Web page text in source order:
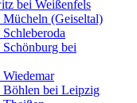
bei Weißenfels
(Geiseltal)
bei
Böhlen bei Leipzig